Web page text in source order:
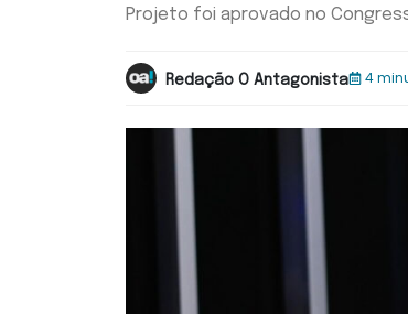
Projeto foi aprovado no
Redação O Antagonista 4